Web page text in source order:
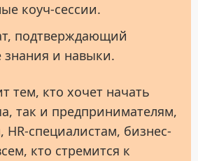
коуч-сессии.
подтверждающий
знания и навыки.
тем, кто хочет начать
так и предпринимателям,
HR-специалистам, бизнес-
кто стремится к